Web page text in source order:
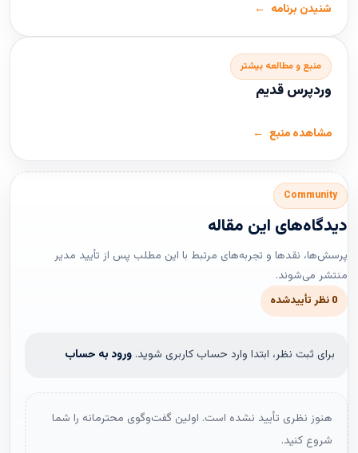
شنیدن برنامه
منبع و مطالعه بیشتر
وردپرس قدیم
مشاهده منبع
Community
دیدگاه‌های این مقاله
پرسش‌ها، نقدها و تجربه‌های مرتبط با این مطلب پس از تأیید مدیر
منتشر می‌شوند.
0 نظر تأییدشده
برای ثبت نظر، ابتدا وارد حساب کاربری شوید. ورود به حساب
هنوز نظری تأیید نشده است. اولین گفت‌وگوی محترمانه را شما
شروع کنید.